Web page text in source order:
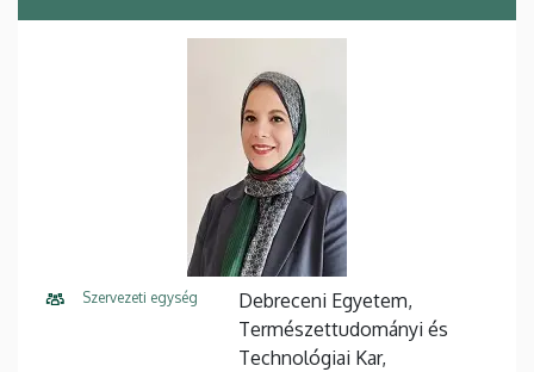
Szervezeti egység
Debreceni Egyetem,
Természettudományi és
Technológiai Kar,